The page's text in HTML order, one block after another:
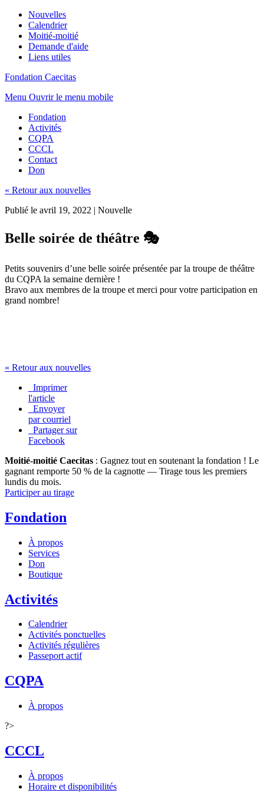
Nouvelles
Calendrier
Moitié-moitié
Demande d'aide
Liens utiles
Fondation Caecitas
Menu Ouvrir le menu mobile
Fondation
Activités
CQPA
CCCL
Contact
Don
« Retour aux nouvelles
Publié le avril 19, 2022 | Nouvelle
Belle soirée de théâtre 🎭
Petits souvenirs d’une belle soirée présentée par la troupe de théâtre
du CQPA la semaine dernière !
Bravo aux membres de la troupe et merci pour votre participation en
grand nombre!
« Retour aux nouvelles
Imprimer
l'article
Envoyer
par courriel
Partager sur
Facebook
Moitié-moitié Caecitas : Gagnez tout en soutenant la fondation ! Le
gagnant remporte 50 % de la cagnotte — Tirage tous les premiers
lundis du mois.
Participer au tirage
Fondation
À propos
Services
Don
Boutique
Activités
Calendrier
Activités ponctuelles
Activités régulières
Passeport actif
CQPA
À propos
?>
CCCL
À propos
Horaire et disponibilités